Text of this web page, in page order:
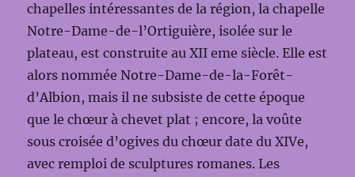
chapelles intéressantes de la région, la chapelle
Notre-Dame-de-l’Ortiguière, isolée sur le
plateau, est construite au XII eme siècle. Elle est
alors nommée Notre-Dame-de-la-Forêt-
d’Albion, mais il ne subsiste de cette époque
que le chœur à chevet plat ; encore, la voûte
sous croisée d’ogives du chœur date du XIVe,
avec remploi de sculptures romanes. Les